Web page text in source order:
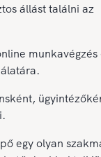
állást találni az
munkavégzés
egy olyan